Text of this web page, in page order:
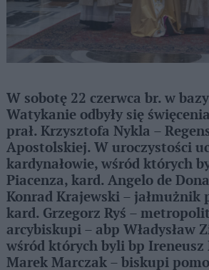
W sobotę 22 czerwca br. w
Watykanie odbyły się
prał. Krzysztofa Nykla –
Apostolskiej. W uroczystości
kardynałowie, wśród których
Piacenza, kard. Angelo de
Konrad Krajewski – jałmużnik
kard. Grzegorz Ryś –
arcybiskupi – abp Władysław
wśród których byli bp Ireneusz
Marek Marczak – biskupi